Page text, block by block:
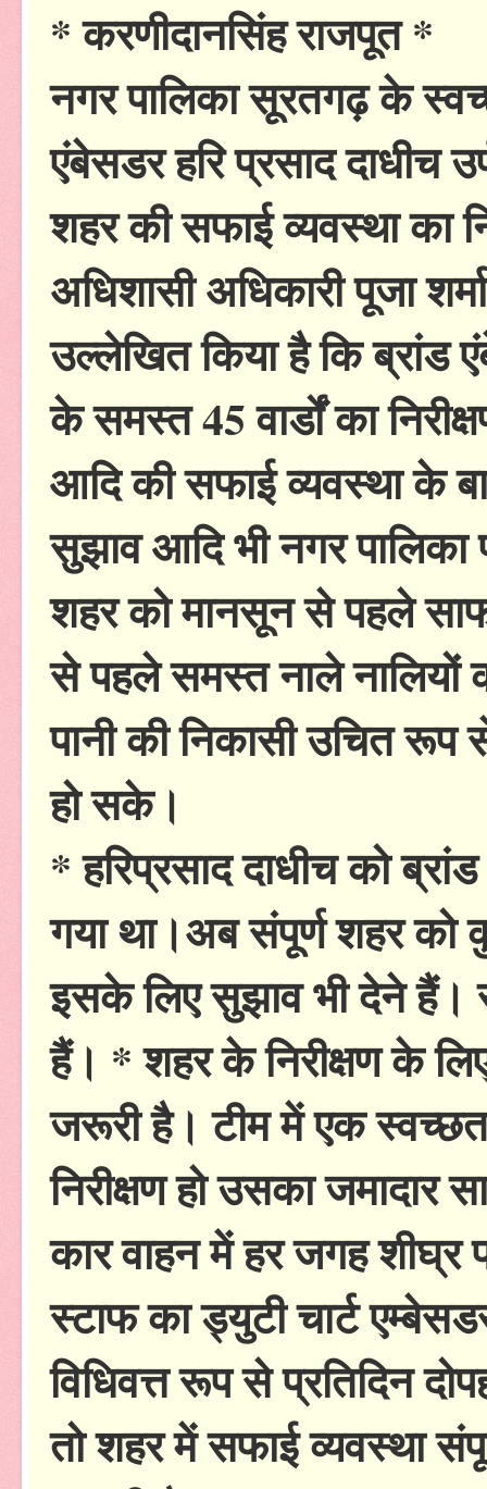
* करणीदानसिंह राजपूत *
नगर पालिका सूरतगढ़ के
एंबेसडर हरि प्रसाद दाधीच
शहर की सफाई व्यवस्था का
अधिशासी अधिकारी पूजा
उल्लेखित किया है कि ब्रांड
के समस्त 45 वार्डों का
आदि की सफाई व्यवस्था के
सुझाव आदि भी नगर
शहर को मानसून से पहले
से पहले समस्त नाले नालियों
पानी की निकासी उचित रूप
हो सके।
* हरिप्रसाद दाधीच को
गया था।अब संपूर्ण शहर को
इसके लिए सुझाव भी देने हैं।
हैं। * शहर के निरीक्षण के
जरूरी है। टीम में एक
निरीक्षण हो उसका जमादार
कार वाहन में हर जगह शीघ्र
स्टाफ का ड्युटी चार्ट
विधिवत्त रूप से प्रतिदिन
तो शहर में सफाई व्यवस्था